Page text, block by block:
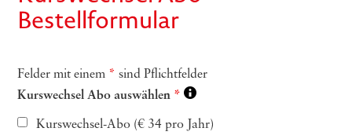
Bestellformular
Felder mit einem * sind Pflichtfelder
Kurswechsel Abo auswählen *
Kurswechsel-Abo (€ 34 pro Jahr)